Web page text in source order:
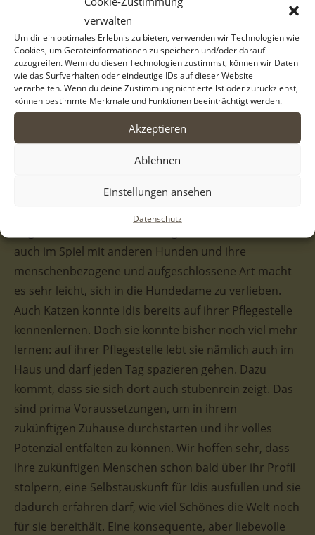
verwalten
Um dir ein optimales Erlebnis zu bieten, verwenden wir Technologien wie
Cookies, um Geräteinformationen zu speichern und/oder darauf
zuzugreifen. Wenn du diesen Technologien zustimmst, können wir Daten
wie das Surfverhalten oder eindeutige IDs auf dieser Website
verarbeiten. Wenn du deine Zustimmung nicht erteilst oder zurückziehst,
können bestimmte Merkmale und Funktionen beeinträchtigt werden.
Akzeptieren
Ablehnen
Einstellungen ansehen
Datenschutz
fast schon golden wirkt. Zudem ist ihr Fell sehr weich
und lädt nur so zum Kuscheln ein. Sie hat weiße
Farbakzente, so auch auf ihrer Schnauze. Die dunkle
Umrahmung ihrer Augen steht in einem tollen
Kontrast zu ihrem Fell und ihren Augen selbst, die in
einem hellen Bernsteinton leuchten. Doch Idis ist
nicht nur äußerlich, sondern auch innerlich ein
wahres Goldstück. Ebenso wie ihre Geschwister ist sie
Hundeseele. Sie ist stets freundlich, sei es zu
Artgenossen, mit welchen sie sich bisher verträglich
auch im Spiel mit anderen Hunden und ihre
menschenbezogene und aufgeschlossene Art macht
es sehr leicht, sich in die Hundedame zu verlieben.
Auch Katzen konnte Idis bereits auf ihrer Pflegestelle
kennenlernen. Doch sie konnte bisher noch viel mehr
lernen: auf ihrer Pflegestelle lebt sie nämlich auch im
Haus und darf jeden Tag spazieren gehen. Dazu
kommt, dass sie sich dort auch stubenrein zeigt. Das
sind prima Voraussetzungen, um in ihrem
zukünftigen Zuhause durchstarten und ihr volles
Potenzial entfalten zu können. Wir hoffen sehr, dass
ihre zukünftigen Menschen schon bald über ihr Profil
stolpern, eine Selbstauskunft für Idis ausfüllen und sie
dadurch erfahren darf, wie viel Schönes die Welt noch
für sie bereithält. Eine konsequente, aber liebevolle